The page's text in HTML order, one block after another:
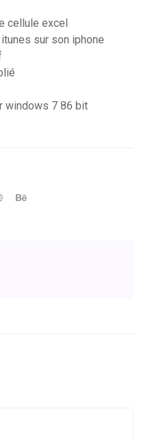
cellule excel
sur son iphone
windows 7 86 bit